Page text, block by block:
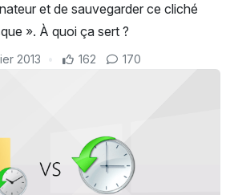
et de sauvegarder ce cliché
». À quoi ça sert ?
2013 162 170